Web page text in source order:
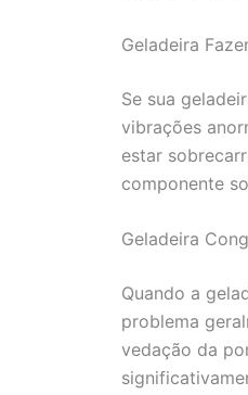
Geladeira
Se sua
vibrações
estar
componente
Geladeira
Quando a
problema
vedação da